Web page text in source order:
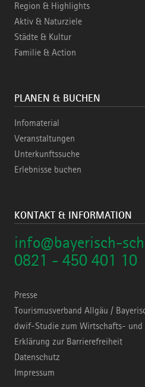
Region & Highlights
Aktiv & Naturziele
Städte & Kultur
Familie & Action
PLANEN & BUCHEN
Infomaterial
Veranstaltungen
Unterkunftssuche
Erlebnisse buchen
KONTAKT & INFORMATION
info@bayerisch-
0821 - 450 401 10
Presse
Tourismusverband Allgäu /
dwif-Studie zum Wirtschafts- und
Erklärung zur Barrierefreiheit
Datenschutz
Impressum